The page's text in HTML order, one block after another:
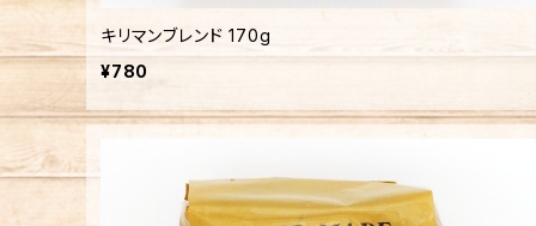
キリマンブレンド 170g
¥780